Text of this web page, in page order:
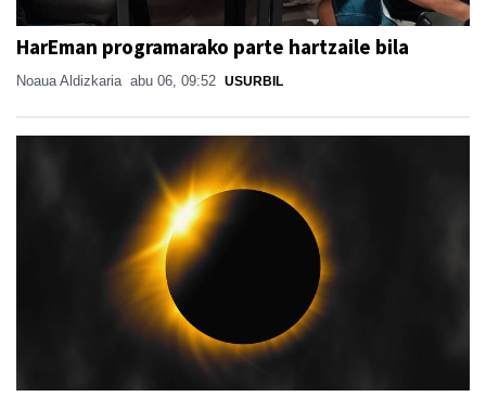
HarEman programarako parte hartzaile bila
Noaua Aldizkaria abu 06, 09:52 USURBIL